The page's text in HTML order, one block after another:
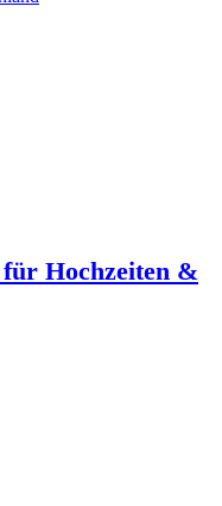
für Hochzeiten &